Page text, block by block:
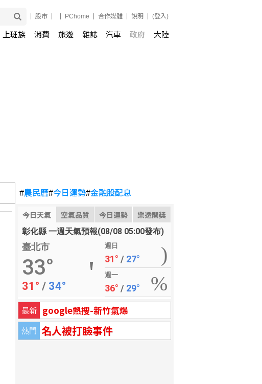
股市 PChome 合作媒體 說明 (登入)
上班族 消費 旅遊 雜誌 汽車 政府 大陸
#農民曆#今日運勢#金融股配息
今日天氣 空氣品質 今日運勢 樂透開獎
彰化縣 一週天氣預報(08/08 05:00發布)
臺北市
33°
31° / 34°
週日
31° / 27°
週一
36° / 29°
最新 google熱搜-新竹氣爆
熱門 名人被打臉事件